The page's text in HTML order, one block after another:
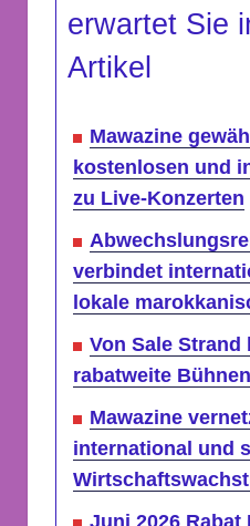
erwartet Sie
Artikel
Mawazine
kostenlosen und
zu Live-Konzerten
verbindet
lokale
Von Sale
rabatweite
Mawazine
international und